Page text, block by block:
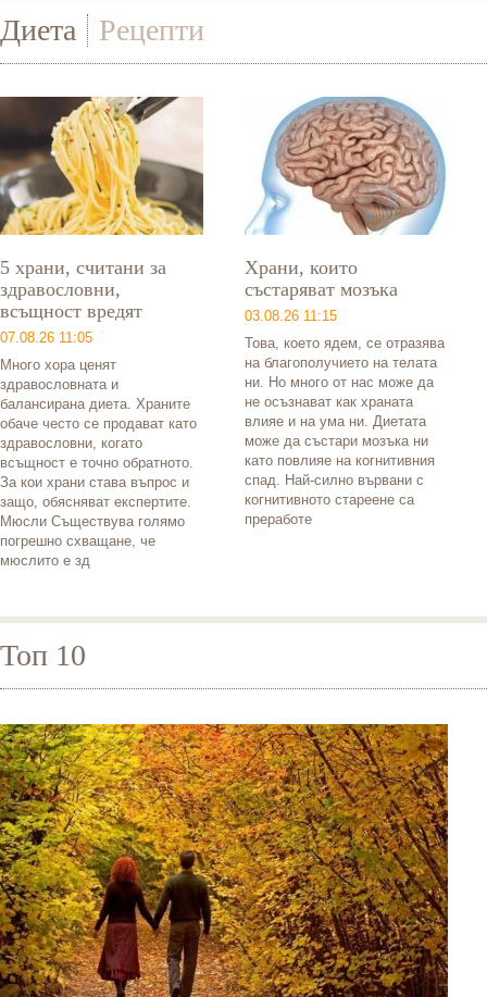
5 храни, считани за
здравословни,
всъщност вредят
07.08.26 11:05
Много хора ценят
здравословната и
балансирана диета. Храните
обаче често се продават като
здравословни, когато
всъщност е точно обратното.
За кои храни става въпрос и
защо, обясняват експертите.
Мюсли Съществува голямо
погрешно схващане, че
мюслито е зд
Храни, които
състаряват мозъка
03.08.26 11:15
Това, което ядем, се отразява
на благополучието на телата
ни. Но много от нас може да
не осъзнават как храната
влияе и на ума ни. Диетата
може да състари мозъка ни
като повлияе на когнитивния
спад. Най-силно вървани с
когнитивното стареене са
преработе
Диета Рецепти
Топ 10